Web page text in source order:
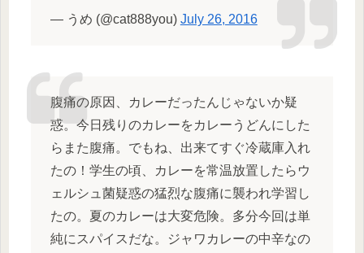
— うめ (@cat888you) July 26, 2016
腹痛の原因、カレーだったんじゃないか疑
惑。今日残りのカレーをカレーうどんにした
らまた腹痛。でもね、出来てすぐ冷蔵庫入れ
たの！学生の頃、カレーを常温放置したらウ
ェルシュ菌疑惑の猛烈な腹痛に襲われ学習し
たの。夏のカレーは大変危険。多分今回は単
純にスパイスだな。ジャワカレーの中辛なの